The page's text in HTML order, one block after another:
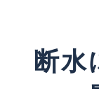
断水